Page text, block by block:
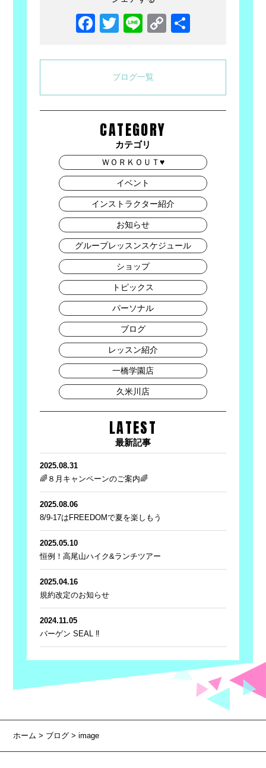
Facebook
Twitter
LineCopy
ブログ一覧
CATEGORY
カテゴリ
ＷＯＲＫＯＵＴ♥
イベント
インストラクター紹介
お知らせ
グループレッスンスケジュール
ショップ
トピックス
パーソナル
ブログ
レッスン紹介
一橋学園店
久米川店
LATEST
最新記事
2025.08.31
🌈８月キャンペーンのご案内🌈
2025.08.06
8/9-17はFREEDOMで夏を楽しもう
2025.05.10
恒例！高尾山ハイク&ランチツアー
2025.04.16
規約改定のお知らせ
2024.11.05
バーゲン SEAL ‼
ホーム> ブログ > image